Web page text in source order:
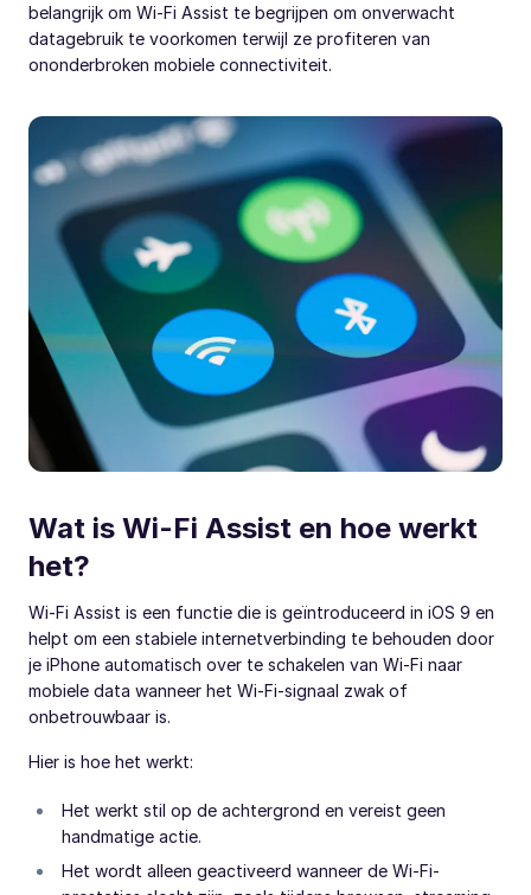
belangrijk om Wi-Fi Assist te begrijpen om onverwacht
datagebruik te voorkomen terwijl ze profiteren van
ononderbroken mobiele connectiviteit.
Wat is Wi-Fi Assist en hoe werkt
het?
Wi-Fi Assist is een functie die is geïntroduceerd in iOS 9 en
helpt om een stabiele internetverbinding te behouden door
je iPhone automatisch over te schakelen van Wi-Fi naar
mobiele data wanneer het Wi-Fi-signaal zwak of
onbetrouwbaar is.
Hier is hoe het werkt:
Het werkt stil op de achtergrond en vereist geen
handmatige actie.
Het wordt alleen geactiveerd wanneer de Wi-Fi-